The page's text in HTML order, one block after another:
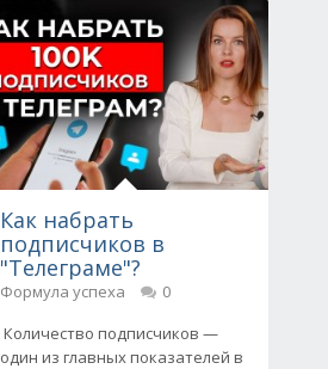
Как набрать
подписчиков в
"Телеграме"?
Формула успеха
0
Количество подписчиков —
один из главных показателей в